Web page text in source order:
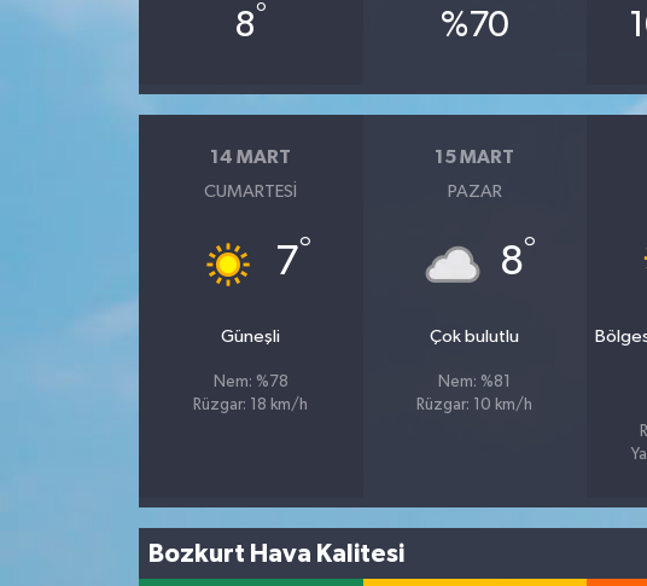
8° %70
14 MART
CUMARTESI
7°
Güneşli
Nem: %78
Rüzgar: 18 km/h
15 MART
PAZAR
8°
Çok bulutlu
Nem: %81
Rüzgar: 10 km/h
Bozkurt Hava Kalitesi